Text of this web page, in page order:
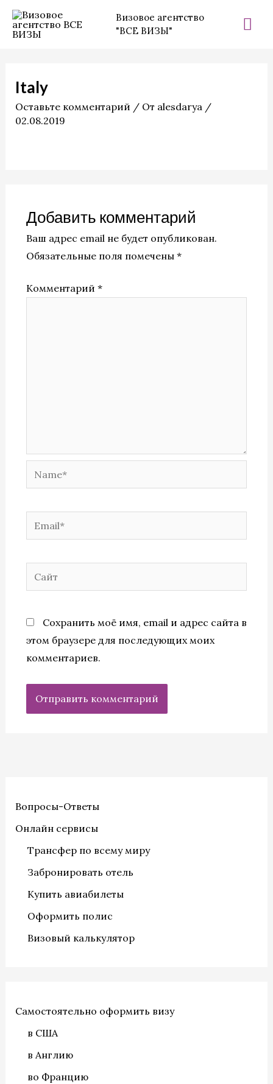
Перейти
Визовое агентство
"ВСЕ ВИЗЫ"
Italy
Оставьте комментарий / От alesdarya /
02.08.2019
Добавить комментарий
Ваш адрес email не будет опубликован.
Обязательные поля помечены *
Комментарий *
Name*
Email*
Сайт
Сохранить моё имя, email и адрес сайта в
этом браузере для последующих моих
комментариев.
Вопросы-Ответы
Онлайн сервисы
Трансфер по всему миру
Забронировать отель
Купить авиабилеты
Оформить полис
Визовый калькулятор
Самостоятельно оформить визу
в США
в Англию
во Францию